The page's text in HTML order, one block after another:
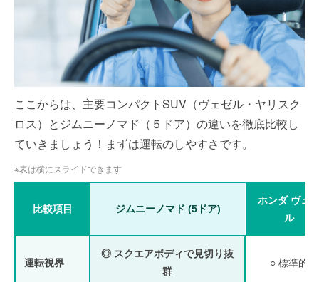
ここからは、主要コンパクトSUV（ヴェゼル・ヤリスク
ロス）とジムニーノマド（５ドア）の違いを徹底比較し
ていきましょう！まずは運転のしやすさです。
※表は横にスライドできます
比較項目 ジムニーノマド (5ドア)
ホンダ ヴェ
ル
運転視界
◎ スクエアボディで見切り抜
群
○ 標準的